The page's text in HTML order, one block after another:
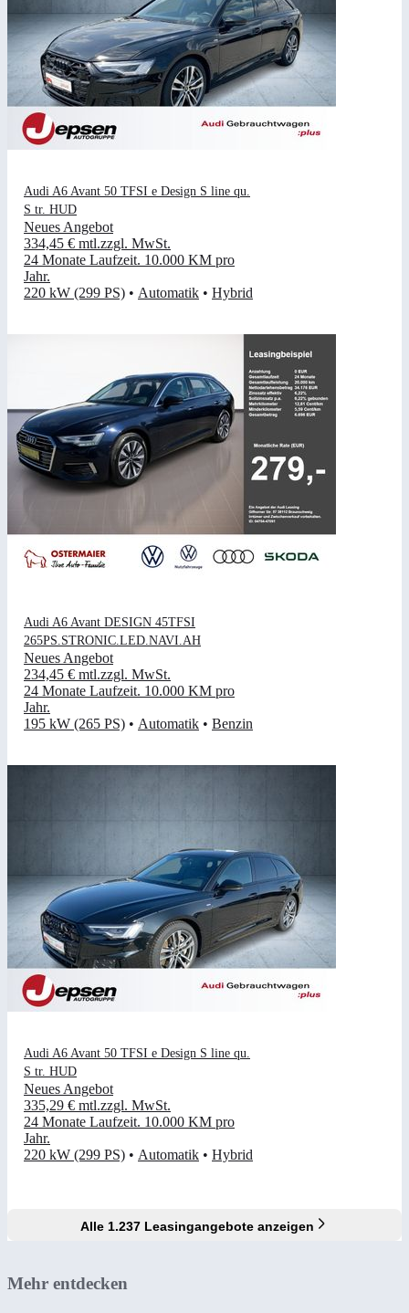
Audi A6 Avant 50 TFSI e Design S line qu.
S tr. HUD
Neues Angebot
334,45 € mtl.zzgl. MwSt.
24 Monate Laufzeit. 10.000 KM pro
Jahr.
220 kW (299 PS) • Automatik • Hybrid
Audi A6 Avant DESIGN 45TFSI
265PS.STRONIC.LED.NAVI.AH
Neues Angebot
234,45 € mtl.zzgl. MwSt.
24 Monate Laufzeit. 10.000 KM pro
Jahr.
195 kW (265 PS) • Automatik • Benzin
Audi A6 Avant 50 TFSI e Design S line qu.
S tr. HUD
Neues Angebot
335,29 € mtl.zzgl. MwSt.
24 Monate Laufzeit. 10.000 KM pro
Jahr.
220 kW (299 PS) • Automatik • Hybrid
Alle 1.237 Leasingangebote anzeigen
Mehr entdecken